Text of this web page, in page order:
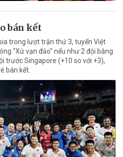
bán kết
trong lượt trận thứ 3, tuyển Việt
"Xứ vạn đảo" nếu như 2 đội bằng
trước Singapore (+10 so với +3),
bán kết.